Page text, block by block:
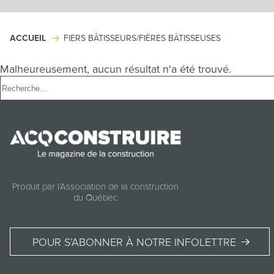
ACCUEIL FIERS BÂTISSEURS/FIÈRES BÂTISSEUSES
Malheureusement, aucun résultat n'a été trouvé.
Rechercher :
Produit par l’Association de la construction
du Québec
POUR S’ABONNER À NOTRE INFOLETTRE